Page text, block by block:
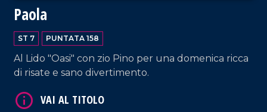
Paola
ST 7 PUNTATA 158
Al Lido "Oasi" con zio Pino per una domenica ricca
di risate e sano divertimento.
VAI AL TITOLO